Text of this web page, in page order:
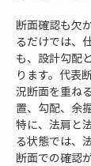
断面確認も欠
るだけでは、
も、設計勾配
ります。代表
況断面を重ね
置、勾配、余
特に、法肩と
る状態では、
断面での確認